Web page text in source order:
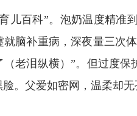
儿百科”。泡奶温度精
就脑补重病，深夜量三次
老泪纵横）”。但过度
。父爱如密网，温柔却无